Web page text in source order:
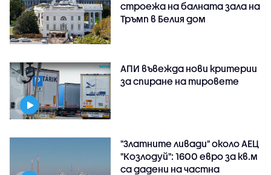
строежа на балната зала на
Тръмп в Белия дом
АПИ въвежда нови критерии
за спиране на тировете
"Златните ливади" около АЕЦ
"Козлодуй": 1600 евро за кв.м
са дадени на частна